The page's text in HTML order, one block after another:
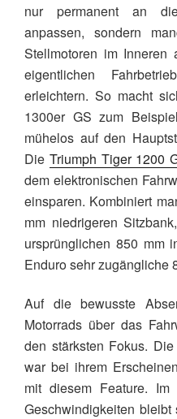
nur permanent an
anpassen, sondern
Stellmotoren im Inneren
eigentlichen
erleichtern. So macht
1300er GS zum
mühelos auf den
Die Triumph Tiger 1200
dem elektronischen
einsparen. Kombiniert
mm niedrigeren
ursprünglichen 850 mm
Enduro sehr zugängliche
Auf die bewusste
Motorrads über das
den stärksten Fokus.
war bei ihrem
mit diesem Feature.
Geschwindigkeiten